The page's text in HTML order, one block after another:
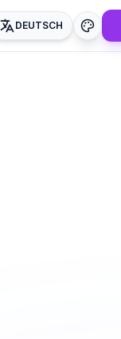
DEUTSCH